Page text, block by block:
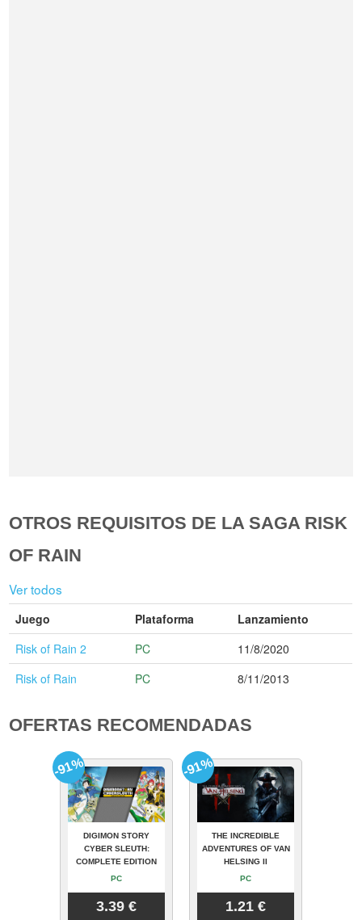
OTROS REQUISITOS DE LA SAGA RISK
OF RAIN
Ver todos
Juego Plataforma
Lanzamiento
Risk of Rain 2
PC
11/8/2020
Risk of Rain
PC 8/11/2013
OFERTAS RECOMENDADAS
DIGIMON STORY
CYBER SLEUTH:
COMPLETE EDITION
PC
3.39 €
-91%
THE INCREDIBLE
ADVENTURES OF VAN
HELSING II
PC
1.21 €
-91%